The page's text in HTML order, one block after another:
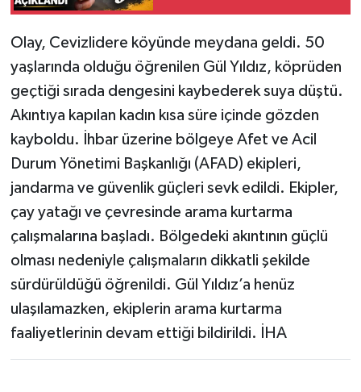
Olay, Cevizlidere köyünde meydana geldi. 50
yaşlarında olduğu öğrenilen Gül Yıldız, köprüden
geçtiği sırada dengesini kaybederek suya düştü.
Akıntıya kapılan kadın kısa süre içinde gözden
kayboldu. İhbar üzerine bölgeye Afet ve Acil
Durum Yönetimi Başkanlığı (AFAD) ekipleri,
jandarma ve güvenlik güçleri sevk edildi. Ekipler,
çay yatağı ve çevresinde arama kurtarma
çalışmalarına başladı. Bölgedeki akıntının güçlü
olması nedeniyle çalışmaların dikkatli şekilde
sürdürüldüğü öğrenildi. Gül Yıldız’a henüz
ulaşılamazken, ekiplerin arama kurtarma
faaliyetlerinin devam ettiği bildirildi. İHA